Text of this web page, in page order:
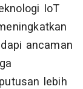
IoT
ancaman
lebih